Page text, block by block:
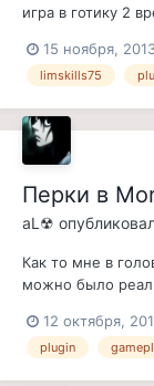
игра в готику 2
можешь со
так же хорошо,
15 ноября,
limskills75
Перки в
aL☢
Как то мне в
можно было
Конечно,
двигле, зато
12 октября,
plugin